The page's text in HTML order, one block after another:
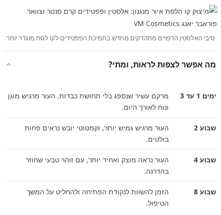
סיבי האלסטין הרפויים מתהדקים מחדש בתמיכת הפפטידים לקו לסת מוגדר יותר
מה אפשר לצפות לראות, ומתי?
ימים 1 עד 3
מרקם עשיר שנספג בלי תחושת כבדות. העור מרגיש מוגן
ונוח לאורך היום.
שבוע 2
העור מרגיש גמיש יותר, וקמטוטי יובש נראים פחות
בולטים.
שבוע 4
העור נראה מוצק ואחיד יותר, עם זוהר טבעי שחוזר
בהדרגה.
שבוע 8
הזמן להשוות לנקודת הפתיחה ולהחליט על המשך
הטיפול.